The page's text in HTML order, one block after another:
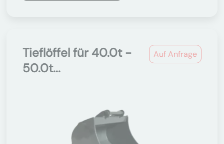
Auf Anfrage
Tieflöffel für 40.0t -
50.0t...